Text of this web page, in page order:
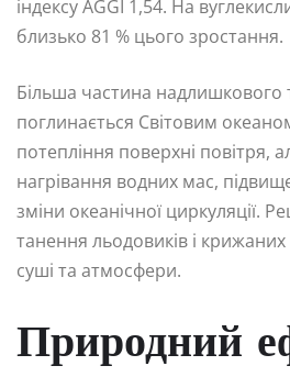
індексу AGGI 1,54. На
близько 81 % цього зростання.
Більша частина надлишкового
поглинається Світовим
потепління поверхні повітря,
нагрівання водних мас,
зміни океанічної циркуляції.
танення льодовиків і
суші та атмосфери.
Природний